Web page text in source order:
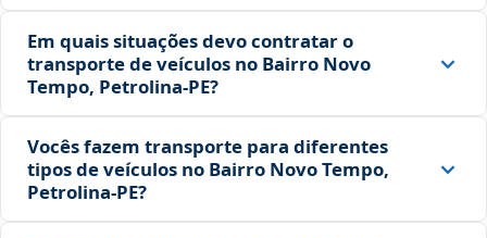
Em quais situações devo contratar o
transporte de veículos no Bairro Novo
Tempo, Petrolina‑PE?
Vocês fazem transporte para diferentes
tipos de veículos no Bairro Novo Tempo,
Petrolina‑PE?